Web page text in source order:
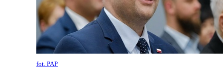
fot. PAP